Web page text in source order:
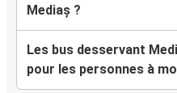
Mediaș ?
Les bus desservant
pour les personnes à